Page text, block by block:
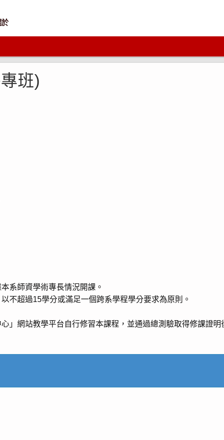
於
班)
系師資學術專長情況開課。
不超過15學分或滿足一個跨系學程學分要求為原則。
」網站教學平台自行修習本課程，並通過總測驗取得修課證